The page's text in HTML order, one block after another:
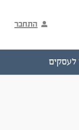
התחבר
לעסקים